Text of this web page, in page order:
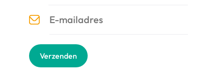
Verzenden